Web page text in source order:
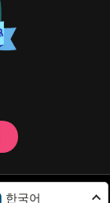
한국어